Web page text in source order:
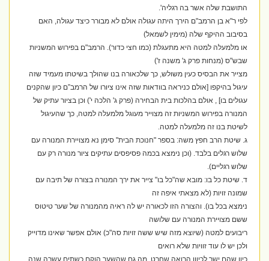
התושבת שלה אשר בה רגליה'.
לפי ר"א בן הרמב"ם הירך היתה עגולה אולם לא מבורר כיצד עגולה, האם
בסיבוב ההיקף שלה (מימין לשמאל)
או מלמעלה למטה היא מתעגלת (כמו חצי כדור). הרמב"ם בפירוש המשניות
שבש"ס (מנחות פרק ג' משנה ז')
מצייר את הבסיס כעין משולש, כך שלכאורה בנו שהולך בשיטתו מעמיד שזה
עיגול בהיקפו [אולם כניראה בוודאות שזה אינו ציורו של הרמב”ם כיון שהקנים
עגולים בו] , אולם בהלכות בית הבחירה (פרק ג' הלכה י') וכן בציור עתיק של
המנורה בפירוש המשניות זה מצוייר מעוגל מלמעלה למטה, כך שהעיגול
לשיטת בנו זה מלמעלה למטה.
ג. שיטת הרב חפץ משה: בספר "חנוכת הבית" סימן נא מצויירת המנורה עם
שלוש רגלים בלבד. (וכן נימצא בכמה פסיפסים עתיקים ציור מנורה רק עם
שלוש רגליים).
ד. שיטת כל בו: מובא שה"כל בו" צייר את ירך המנורה בצורה של תיבה עם
שמונה זויות (לא מצאתי איפה זה
נימצא בכל בו). והצורה הזו לכאורה יש לה ראיה מהמנורה של שער טיטוס
ששם מצויירת המנורה עם שלושה
ריבועים למטה (שיוצא מזה שיש ששה זויות סה"כ) אולם אפשר שאינו מדוייק
ולכן יש לו עוד זוויות שלא רואים
כיון שהם ישר לכיוון הרואה שחרט. מה גם שהשער הוקם כשתים עשרה שנה